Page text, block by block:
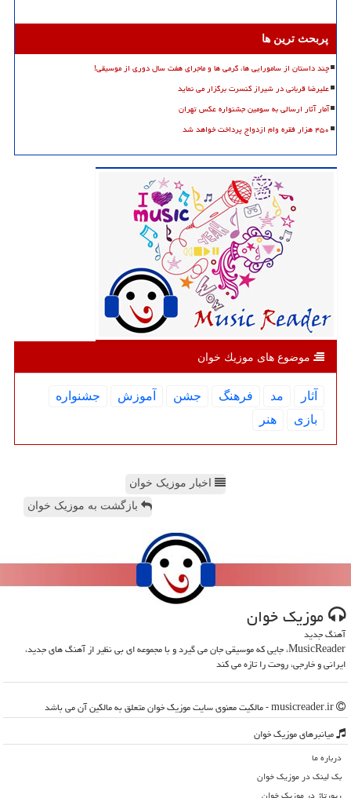
پربحث ترین ها
چند داستان از سامورایی ها، گرمی ها و ماجرای هفت سال دوری از موسیقی!
علیرضا قربانی در شیراز کنسرت برگزار می نماید
آمار آثار ارسالی به سومین جشنواره عکس تهران
۴۵۰ هزار فقره وام ازدواج پرداخت خواهد شد
موضوع های موزیك خوان
آثار مد فرهنگ جشن آموزش
جشنواره
بازی
هنر
اخبار موزیک خوان
بازگشت به موزیک خوان
موزیك خوان
آهنگ جدید
MusicReader، جایی که موسیقی جان می گیرد و با مجموعه ای بی نظیر از آهنگ های جدید،
ایرانی و خارجی، روحت را تازه می کند
میانبرهای موزیك خوان
درباره ما
بک لینک در موزیك خوان